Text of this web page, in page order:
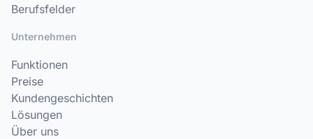
Berufsfelder
Unternehmen
Funktionen
Preise
Kundengeschichten
Lösungen
Über uns